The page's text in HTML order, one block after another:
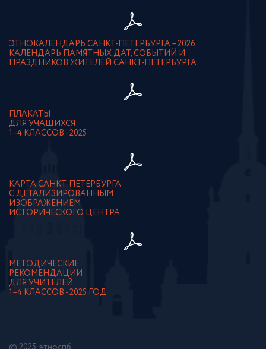
ЭТНОКАЛЕНДАРЬ САНКТ-ПЕТЕРБУРГА – 2026.
КАЛЕНДАРЬ ПАМЯТНЫХ ДАТ, СОБЫТИЙ И
ПРАЗДНИКОВ ЖИТЕЛЕЙ САНКТ-ПЕТЕРБУРГА
ПЛАКАТЫ
ДЛЯ УЧАЩИХСЯ
1–4 КЛАССОВ - 2025
КАРТА САНКТ-ПЕТЕРБУРГА
С ДЕТАЛИЗИРОВАННЫМ
ИЗОБРАЖЕНИЕМ
ИСТОРИЧЕСКОГО ЦЕНТРА
МЕТОДИЧЕСКИЕ
РЕКОМЕНДАЦИИ
ДЛЯ УЧИТЕЛЕЙ
1–4 КЛАССОВ - 2025 ГОД
© 2025. этноспб